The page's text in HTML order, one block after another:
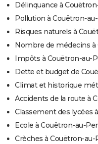
Délinquance à
Pollution à Couëtron-
Risques naturels à
Nombre de médecins
Impôts à Couëtron-au-
Dette et budget de
Climat et historique
Accidents de la route à
Classement des lycées
Ecole à Couëtron-au-
Crèches à Couëtron-au-